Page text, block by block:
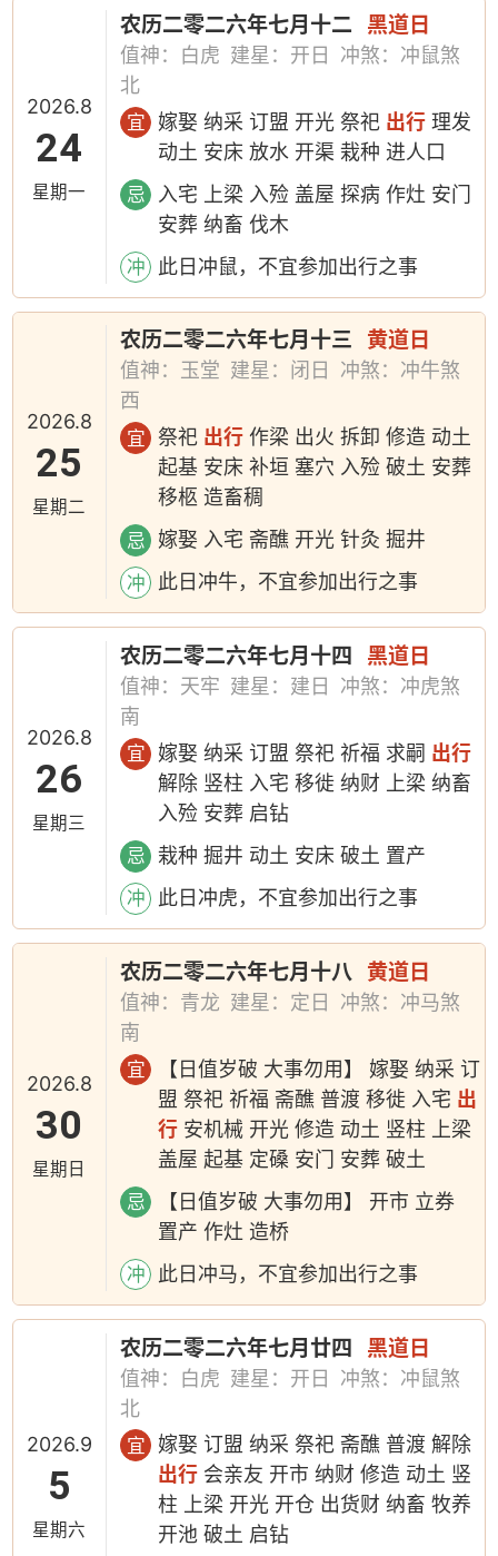
2026.8
24
星期一
农历二零二六年七月十二 黑道日
值神：白虎 建星：开日
冲煞：冲鼠煞
北
宜 嫁娶 纳采 订盟 开光 祭祀 出行 理发
动土 安床 放水 开渠 栽种 进人口
忌
入宅 上梁 入殓 盖屋 探病 作灶 安门
安葬 纳畜 伐木
冲 此日冲鼠，不宜参加出行之事
2026.8
25
星期二
农历二零二六年七月十三 黄道日
值神：玉堂 建星：闭日
冲煞：冲牛煞
西
宜 祭祀 出行 作梁 出火 拆卸 修造 动土
起基 安床 补垣 塞穴 入殓 破土 安葬
移柩 造畜稠
忌 嫁娶 入宅 斋醮 开光 针灸 掘井
冲 此日冲牛，不宜参加出行之事
2026.8
26
星期三
农历二零二六年七月十四 黑道日
值神：天牢 建星：建日
冲煞：冲虎煞
南
宜 嫁娶 纳采 订盟 祭祀 祈福 求嗣 出行
解除 竖柱 入宅 移徙 纳财 上梁 纳畜
入殓 安葬 启钻
忌 栽种 掘井 动土 安床 破土 置产
冲 此日冲虎，不宜参加出行之事
2026.8
30
星期日
农历二零二六年七月十八 黄道日
值神：青龙 建星：定日
冲煞：冲马煞
南
宜
【日值岁破 大事勿用】 嫁娶 纳采 订
盟 祭祀 祈福 斋醮 普渡 移徙 入宅 出
行 安机械 开光 修造 动土 竖柱 上梁
盖屋 起基 定磉 安门 安葬 破土
忌
【日值岁破 大事勿用】 开市 立券
置产 作灶 造桥
冲 此日冲马，不宜参加出行之事
2026.9
5
星期六
农历二零二六年七月廿四 黑道日
值神：白虎 建星：开日
冲煞：冲鼠煞
北
宜
嫁娶 订盟 纳采 祭祀 斋醮 普渡 解除
出行 会亲友 开市 纳财 修造 动土 竖
柱 上梁 开光 开仓 出货财 纳畜 牧养
开池 破土 启钻